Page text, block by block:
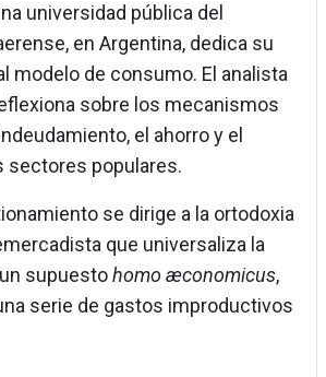
universidad pública del
en Argentina, dedica su
modelo de consumo. El analista
sobre los mecanismos
el ahorro y el
sectores populares.
se dirige a la ortodoxia
que universaliza la
supuestohomo æconomicus,
serie de gastos improductivos